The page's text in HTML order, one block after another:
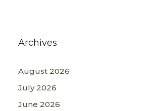
Archives
August 2026
July 2026
June 2026